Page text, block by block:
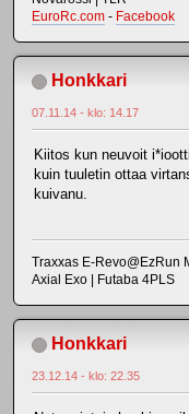
EuroRc.com - Facebook
Honkkari
07.11.14 - klo: 14.17
Kiitos kun neuvoit
kuin tuuletin ottaa
kuivanu.
Traxxas E-Revo@EzRun
Axial Exo | Futaba 4PLS
Honkkari
23.12.14 - klo: 22.35